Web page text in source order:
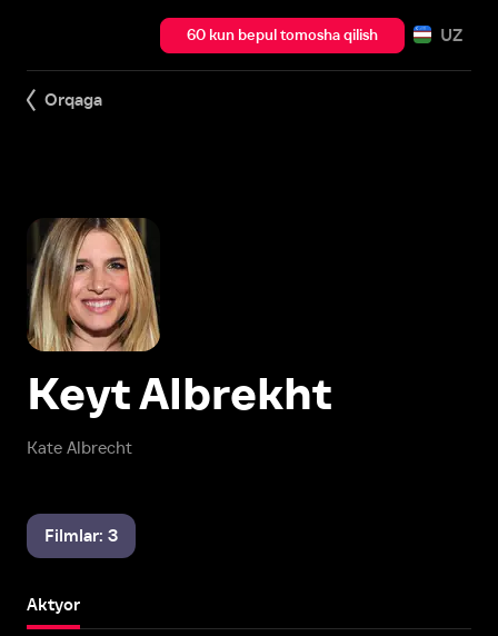
60 kun bepul tomosha qilish UZ
Orqaga
Kate Albrecht
Keyt Albrekht
Filmlar: 3
Aktyor